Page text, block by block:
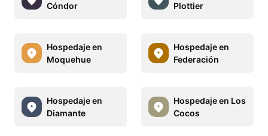
Cóndor Plottier
Hospedaje en
Moquehue
Hospedaje en
Federación
Hospedaje en
Diamante
Hospedaje en Los
Cocos